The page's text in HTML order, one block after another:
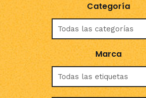
Categoría
Marca